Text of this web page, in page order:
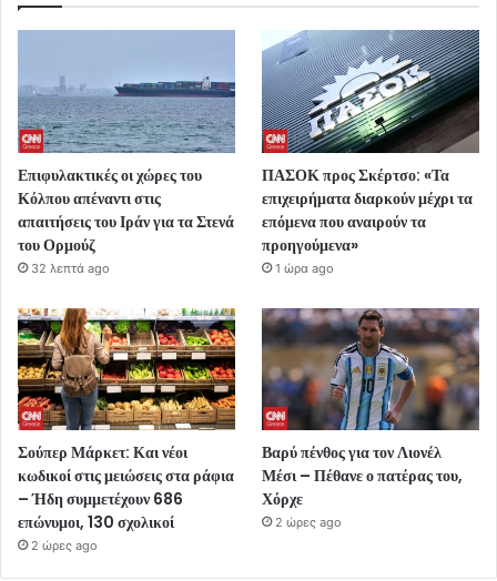
Επιφυλακτικές οι χώρες του
Κόλπου απέναντι στις
απαιτήσεις του Ιράν για τα Στενά
του Ορμούζ
32 λεπτά ago
ΠΑΣΟΚ προς Σκέρτσο: «Τα
επιχειρήματα διαρκούν μέχρι τα
επόμενα που αναιρούν τα
προηγούμενα»
1 ώρα ago
Σούπερ Μάρκετ: Και νέοι
κωδικοί στις μειώσεις στα ράφια
– Ήδη συμμετέχουν 686
επώνυμοι, 130 σχολικοί
2 ώρες ago
Βαρύ πένθος για τον Λιονέλ
Μέσι – Πέθανε ο πατέρας του,
Χόρχε
2 ώρες ago